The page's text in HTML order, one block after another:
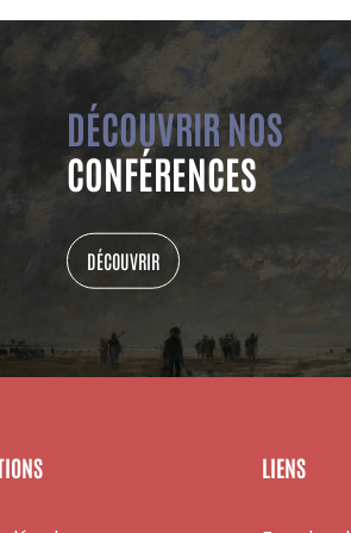
DÉCOUVRIR NOS
CONFÉRENCES
DÉCOUVRIR
LIENS